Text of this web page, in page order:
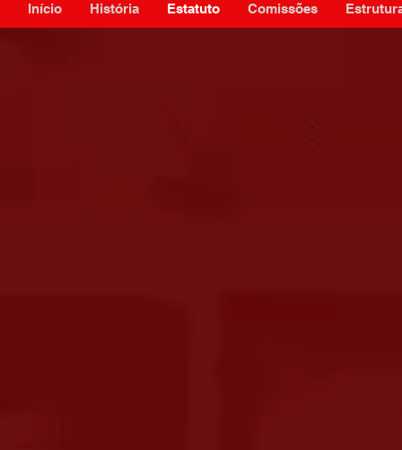
Início História Estatuto Comissões